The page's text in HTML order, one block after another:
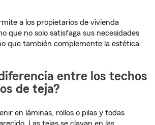
a los propietarios de vivienda
que no solo satisfaga sus necesidades
que también complemente la estética
entre los techos
de teja?
en láminas, rollos o pilas y todas